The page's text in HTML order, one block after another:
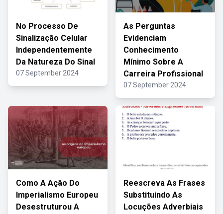
No Processo De
Sinalização Celular
Independentemente
Da Natureza Do Sinal
07 September 2024
As Perguntas
Evidenciam
Conhecimento
Mínimo Sobre A
Carreira Profissional
07 September 2024
Como A Ação Do
Imperialismo Europeu
Desestruturou A
Reescreva As Frases
Substituindo As
Locuções Adverbiais